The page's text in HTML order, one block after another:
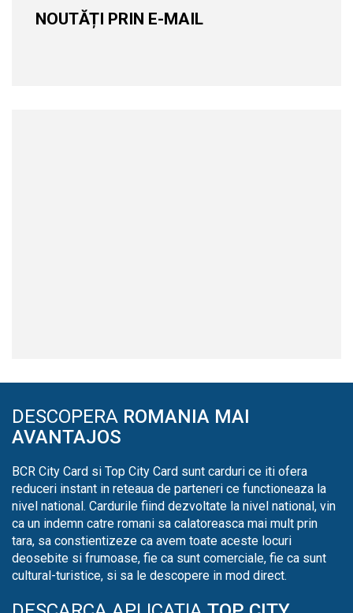
NOUTĂȚI PRIN E-MAIL
DESCOPERA ROMANIA MAI
AVANTAJOS
BCR City Card si Top City Card sunt carduri ce iti ofera
reduceri instant in reteaua de parteneri ce functioneaza la
nivel national. Cardurile fiind dezvoltate la nivel national, vin
ca un indemn catre romani sa calatoreasca mai mult prin
tara, sa constientizeze ca avem toate aceste locuri
deosebite si frumoase, fie ca sunt comerciale, fie ca sunt
cultural-turistice, si sa le descopere in mod direct.